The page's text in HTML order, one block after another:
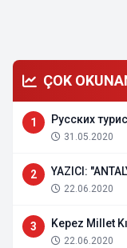
ÇOK
1 Русских
31.05.2020
2 YAZICI:
22.06.2020
3 Kepez Millet
22.06.2020